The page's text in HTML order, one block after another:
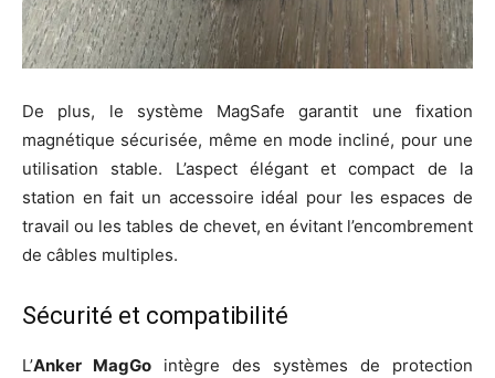
De plus, le système MagSafe garantit une fixation
magnétique sécurisée, même en mode incliné, pour une
utilisation stable. L’aspect élégant et compact de la
station en fait un accessoire idéal pour les espaces de
travail ou les tables de chevet, en évitant l’encombrement
de câbles multiples.
Sécurité et compatibilité
L’Anker MagGo intègre des systèmes de protection